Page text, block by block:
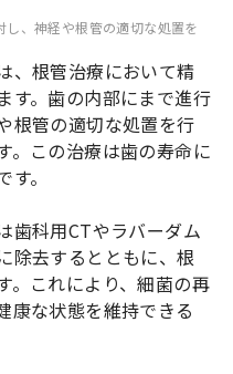
、神経や根管の適切な処置を
、根管治療において精
す。歯の内部にまで進行
根管の適切な処置を行
。この治療は歯の寿命に
。
歯科用CTやラバーダム
除去するとともに、根
。これにより、細菌の再
康な状態を維持できる